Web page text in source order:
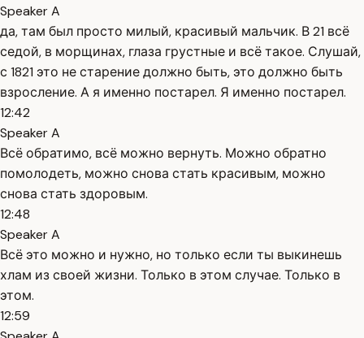
Speaker A
да, там был просто милый, красивый мальчик. В 21 всё
седой, в морщинах, глаза грустные и всё такое. Слушай,
с 1821 это не старение должно быть, это должно быть
взросление. А я именно постарел. Я именно постарел.
12:42
Speaker A
Всё обратимо, всё можно вернуть. Можно обратно
помолодеть, можно снова стать красивым, можно
снова стать здоровым.
12:48
Speaker A
Всё это можно и нужно, но только если ты выкинешь
хлам из своей жизни. Только в этом случае. Только в
этом.
12:59